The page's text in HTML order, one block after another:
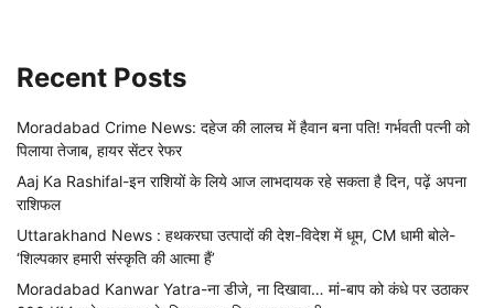
Recent Posts
Moradabad Crime News: दहेज की लालच में हैवान बना पति! गर्भवती पत्नी को
पिलाया तेजाब, हायर सेंटर रेफर
Aaj Ka Rashifal-इन राशियों के लिये आज लाभदायक रहे सकता है दिन, पढ़ें अपना
राशिफल
Uttarakhand News : हथकरघा उत्पादों की देश-विदेश में धूम, CM धामी बोले-
‘शिल्पकार हमारी संस्कृति की आत्मा हैं’
Moradabad Kanwar Yatra-ना डीजे, ना दिखावा… मां-बाप को कंधे पर उठाकर